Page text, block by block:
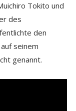
Tokito und
des
den
seinem
genannt.